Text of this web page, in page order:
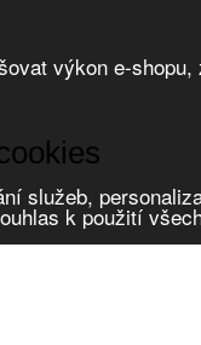
výkon e-
služeb,
k použití